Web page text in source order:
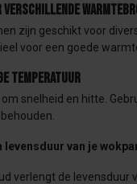
verschillende
zijn geschikt voor
voor een goede
temperatuur
snelheid en hitte.
levensduur van je
verlengt de